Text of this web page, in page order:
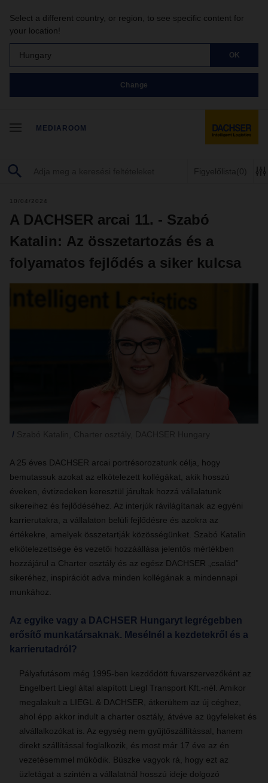
Select a different country, or region, to see specific content for
your location!
Hungary OK
Change
MEDIAROOM
Figyelőlista (0)
10/04/2024
A DACHSER arcai 11. - Szabó
Katalin: Az összetartozás és a
folyamatos fejlődés a siker kulcsa
A 25 éves DACHSER arcai portrésorozatunk célja, hogy
bemutassuk azokat az elkötelezett kollégákat, akik hosszú
éveken, évtizedeken keresztül járultak hozzá vállalatunk
sikereihez és fejlődéséhez. Az interjúk rávilágítanak az egyéni
karrierutakra, a vállalaton belüli fejlődésre és azokra az
értékekre, amelyek összetartják közösségünket. Szabó Katalin
elkötelezettsége és vezetői hozzáállása jelentős mértékben
hozzájárul a Charter osztály és az egész DACHSER „család”
sikeréhez, inspirációt adva minden kollégának a mindennapi
munkához.
Az egyike vagy a DACHSER Hungaryt legrégebben
erősítő munkatársaknak. Mesélnél a kezdetekről és a
karrierutadról?
Pályafutásom még 1995-ben kezdődött fuvarszervezőként az
Engelbert Liegl által alapított Liegl Transport Kft.-nél. Amikor
megalakult a LIEGL & DACHSER, átkerültem az új céghez,
ahol épp akkor indult a charter osztály, átvéve az ügyfeleket és
alvállalkozókat is. Az egység nem gyűjtőszállítással, hanem
direkt szállítással foglalkozik, és most már 17 éve az én
vezetésemmel működik. Büszke vagyok rá, hogy ezt az
üzletágat a szintén a vállalatnál hosszú ideje dolgozó